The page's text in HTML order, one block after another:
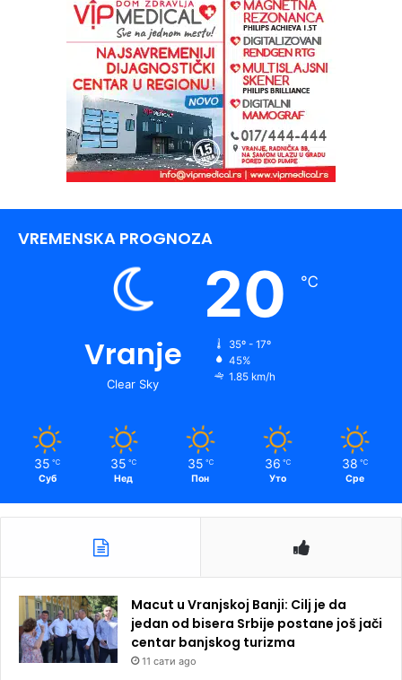
VREMENSKA PROGNOZA
Vranje
Clear Sky
20 ℃
35º - 17º
45%
1.85 km/h
35 ℃
Суб
35 ℃
Нед
35 ℃
Пон
36 ℃
Уто
38 ℃
Сре
Macut u Vranjskoj Banji: Cilj je da
jedan od bisera Srbije postane još jači
centar banjskog turizma
11 сати ago